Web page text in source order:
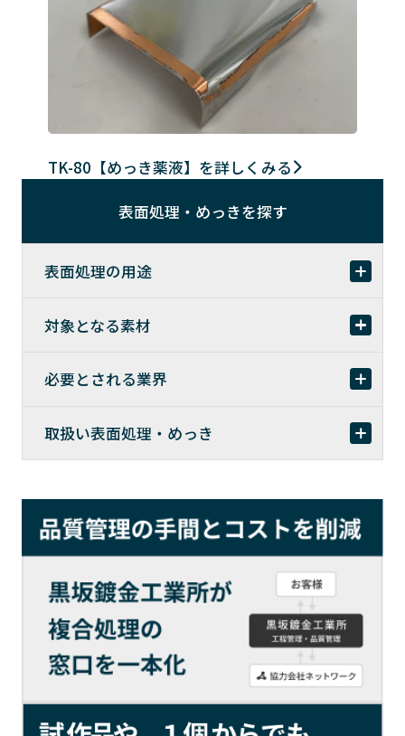
TK-80【めっき薬液】を詳しくみる
表面処理・めっきを探す
表面処理の用途
対象となる素材
必要とされる業界
取扱い表面処理・めっき